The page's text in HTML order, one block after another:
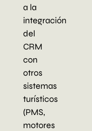
a la
integración
del
CRM
con
otros
sistemas
turísticos
(PMS,
motores